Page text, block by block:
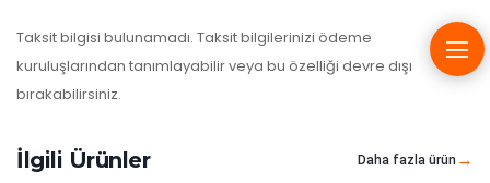
Taksit bilgisi bulunamadı. Taksit bilgilerinizi ödeme
kuruluşlarından tanımlayabilir veya bu özelliği devre dışı
bırakabilirsiniz.
İlgili Ürünler Daha fazla ürün